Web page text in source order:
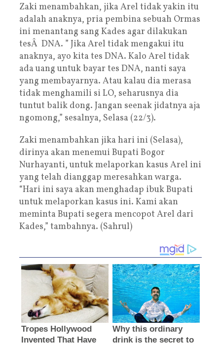
Zaki menambahkan, jika Arel tidak yakin itu
adalah anaknya, pria pembina sebuah Ormas
ini menantang sang Kades agar dilakukan
tesÂ DNA. ” Jika Arel tidak mengakui itu
anaknya, ayo kita tes DNA. Kalo Arel tidak
ada uang untuk bayar tes DNA, nanti saya
yang membayarnya. Atau kalau dia merasa
tidak menghamili si LO, seharusnya dia
tuntut balik dong. Jangan seenak jidatnya aja
ngomong,” sesalnya, Selasa (22/3).
Zaki menambahkan jika hari ini (Selasa),
dirinya akan menemui Bupati Bogor
Nurhayanti, untuk melaporkan kasus Arel ini
yang telah dianggap meresahkan warga.
“Hari ini saya akan menghadap ibuk Bupati
untuk melaporkan kasus ini. Kami akan
meminta Bupati segera mencopot Arel dari
Kades,” tambahnya. (Sahrul)